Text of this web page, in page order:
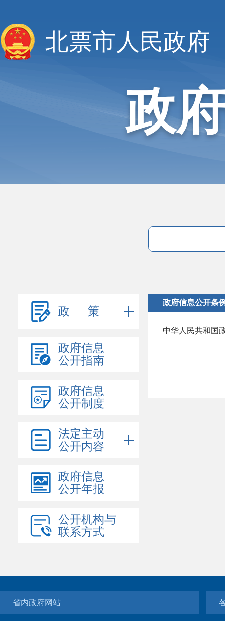
北票市人民政府
政
政 策
政府信息
公开指南
政府信息
公开制度
法定主动
公开内容
政府信息
公开年报
公开机构与
联系方式
政府信息公开条
中华人民共和国
省内政府网站